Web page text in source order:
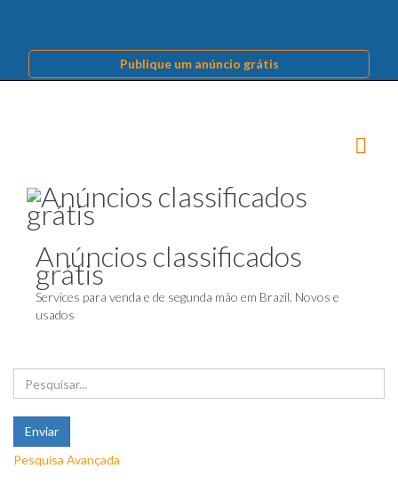
Publique um anúncio grátis
Anúncios classificados
grátis
Services para venda e de segunda mão em Brazil. Novos e
usados
Pesquisa Avançada